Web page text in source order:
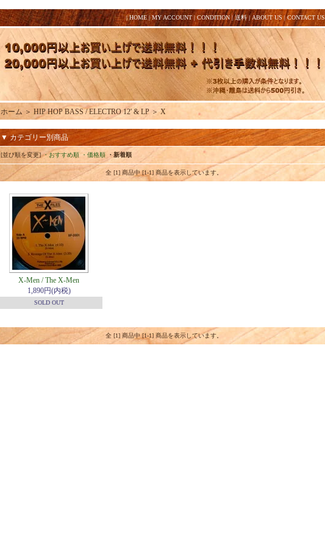
|HOME|MY ACCOUNT |CONDITION |送料| ABOUT US |CONTACT US
ホーム ＞ HIP HOP BASS / ELECTRO 12' & LP ＞ X
▼ カテゴリー別商品
[並び順を変更]・おすすめ順 ・価格順 ・新着順
全 [1] 商品中 [1-1] 商品を表示しています。
X-Men / The X-Men
1,890円(内税)
SOLD OUT
全 [1] 商品中 [1-1] 商品を表示しています。